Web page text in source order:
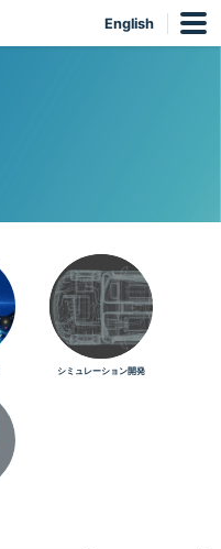
English
シミュレーション開発